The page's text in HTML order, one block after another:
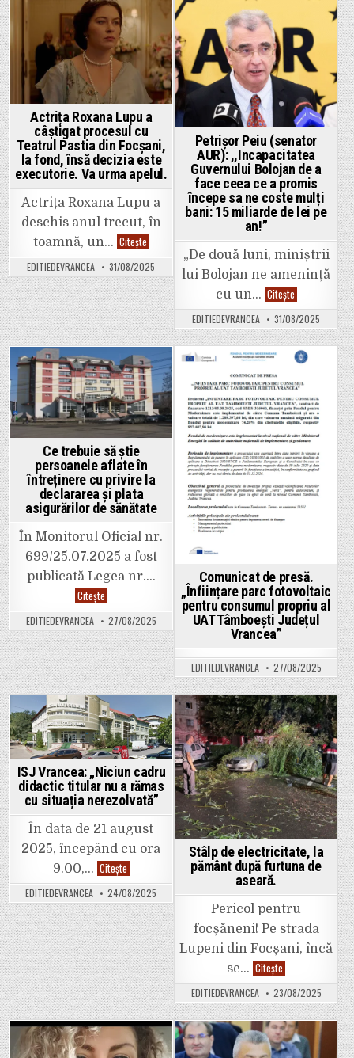
director
adjunct.
Contractul
profesoarei
Svetlana
Baciu
fost
suspendat
de
IȘJ
Vrancea,
după
ce
Consiliul
de
Administrație
al
unității
școlare
a
hotărât
încetarea
contractului
individual
de
muncă
al
directoarei
în
cauză.
Posted
in
Actrița Roxana Lupu a
câștigat procesul cu
Teatrul Pastia din Focșani,
la fond, însă decizia este
executorie. Va urma apelul.
Actrița Roxana Lupu a
deschis anul trecut, în
toamnă, un… CiteșteActrița
Roxana
Lupu
a
câștigat
procesul
cu
Teatrul
Pastia
din
Focșani,
la
fond,
însă
decizia
este
executorie.
Va
urma
apelul.
EDITIEDEVRANCEA 31/08/2025
Posted
in
Petrișor Peiu (senator
AUR): ,,Incapacitatea
Guvernului Bolojan de a
face ceea ce a promis
începe sa ne coste mulți
bani: 15 miliarde de lei pe
an!”
„De două luni, miniștrii
lui Bolojan ne amenință
cu un… CiteștePetrișor
Peiu
(senator
AUR):
,,Incapacitatea
Guvernului
Bolojan
de
face
ceea
ce
a
promis
începe
sa
ne
coste
bani:
15
miliarde
EDITIEDEVRANCEA 31/08/2025
Posted
in
Ce trebuie să știe
persoanele aflate în
întreținere cu privire la
declararea și plata
asigurărilor de sănătate
În Monitorul Oficial nr.
699/25.07.2025 a fost
publicată Legea nr….
CiteșteCe
trebuie
să
știe
persoanele
aflate
în
întreținere
cu
privire
la
declararea
și
plata
asigurărilor
de
sănătate
EDITIEDEVRANCEA 27/08/2025
Posted
in
Comunicat de presă.
„Înființare parc fotovoltaic
pentru consumul propriu al
UAT Tâmboești Județul
Vrancea”
EDITIEDEVRANCEA 27/08/2025
Posted
in
ISJ Vrancea: „Niciun cadru
didactic titular nu a rămas
cu situația nerezolvată”
În data de 21 august
2025, începând cu ora
9.00,… CiteșteISJ
Vrancea:
„Niciun
cadru
didactic
titular
nu
a
rămas
cu
situația
nerezolvată”
EDITIEDEVRANCEA 24/08/2025
Posted
in
Stâlp de electricitate, la
pământ după furtuna de
aseară.
Pericol pentru
focșăneni! Pe strada
Lupeni din Focșani, încă
se… Citește
de
electricitate,
la
pământ
după
furtuna
de
aseară.
EDITIEDEVRANCEA 23/08/2025
Posted
Posted